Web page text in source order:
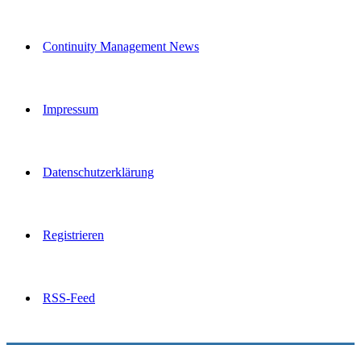
Continuity Management News
Impressum
Datenschutzerklärung
Registrieren
RSS-Feed